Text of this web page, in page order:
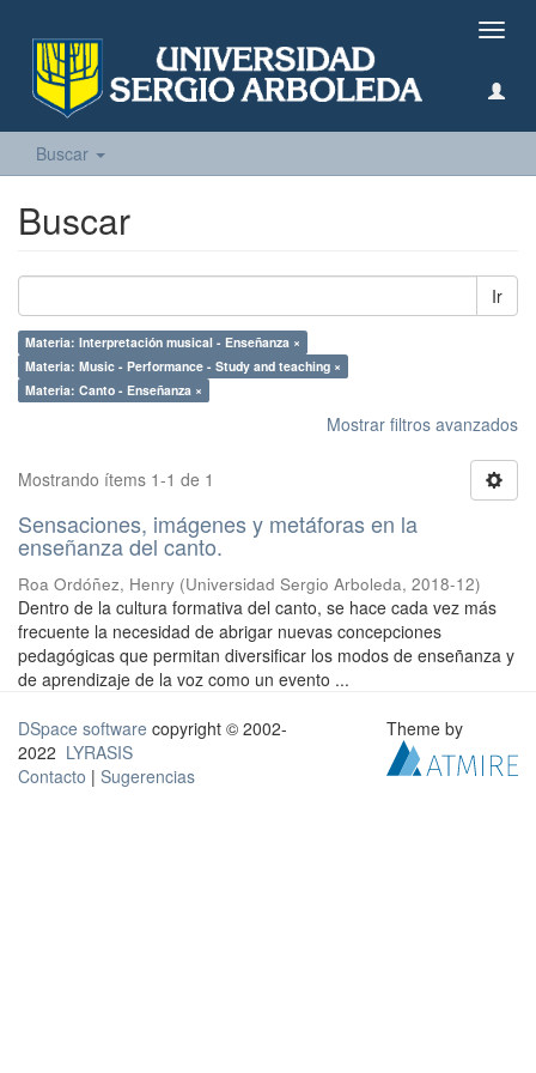
Buscar
Buscar
Ir
Materia: Interpretación musical - Enseñanza ×
Materia: Music - Performance - Study and teaching ×
Materia: Canto - Enseñanza ×
Mostrar filtros avanzados
Mostrando ítems 1-1 de 1
Sensaciones, imágenes y metáforas en la
enseñanza del canto.
Roa Ordóñez, Henry (Universidad Sergio Arboleda, 2018-12)
Dentro de la cultura formativa del canto, se hace cada vez más
frecuente la necesidad de abrigar nuevas concepciones
pedagógicas que permitan diversificar los modos de enseñanza y
de aprendizaje de la voz como un evento ...
DSpace software copyright © 2002-
2022 LYRASIS
Contacto | Sugerencias
Theme by